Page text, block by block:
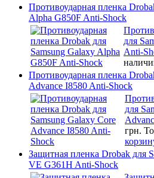
Противоударная пленка
Alpha G850F Anti-Shock
для
Anti-
Противоударная пленка
Advance I8580 Anti-Shock
для
грн.
Защитная пленка Drobak для
VE G361H Anti-Shock